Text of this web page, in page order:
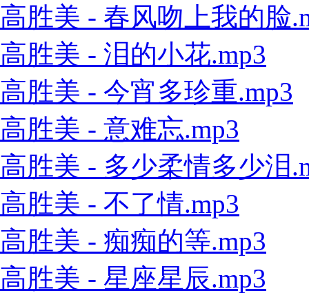
高胜美 - 春风吻上我的脸
高胜美 - 泪的小花.mp3
高胜美 - 今宵多珍重.mp3
高胜美 - 意难忘.mp3
高胜美 - 多少柔情多少泪
高胜美 - 不了情.mp3
高胜美 - 痴痴的等.mp3
高胜美 - 星座星辰.mp3